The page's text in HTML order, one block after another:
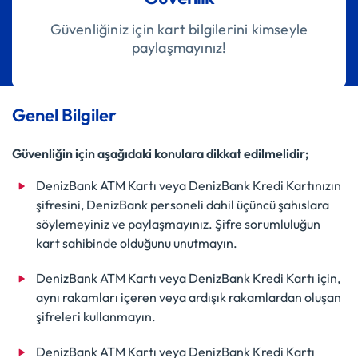
Güvenliğiniz için kart bilgilerini kimseyle
paylaşmayınız!
Genel Bilgiler
Güvenliğin için aşağıdaki konulara dikkat edilmelidir;
DenizBank ATM Kartı veya DenizBank Kredi Kartınızın
şifresini, DenizBank personeli dahil üçüncü şahıslara
söylemeyiniz ve paylaşmayınız. Şifre sorumluluğun
kart sahibinde olduğunu unutmayın.
DenizBank ATM Kartı veya DenizBank Kredi Kartı için,
aynı rakamları içeren veya ardışık rakamlardan oluşan
şifreleri kullanmayın.
DenizBank ATM Kartı veya DenizBank Kredi Kartı